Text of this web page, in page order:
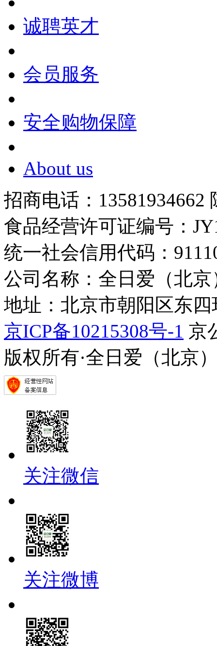
诚聘英才
会员服务
安全购物保障
About us
招商电话：13581934662
食品经营许可证编号：
统一社会信用代码：
公司名称：全日爱（北
地址：北京市朝阳区东
京ICP备10215308号-1 京
版权所有·全日爱（北京
关注微信
关注微博